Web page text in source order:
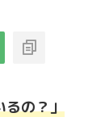
るの？」